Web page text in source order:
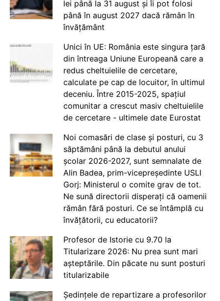
lei până la 31 august și îi pot folosi
până în august 2027 dacă rămân în
învățământ
Unici în UE: România este singura țară
din întreaga Uniune Europeană care a
redus cheltuielile de cercetare,
calculate pe cap de locuitor, în ultimul
deceniu. Între 2015-2025, spațiul
comunitar a crescut masiv cheltuielile
de cercetare - ultimele date Eurostat
Noi comasări de clase și posturi, cu 3
săptămâni până la debutul anului
școlar 2026-2027, sunt semnalate de
Alin Badea, prim-vicepreședinte USLI
Gorj: Ministerul o comite grav de tot.
Ne sună directorii disperați că oamenii
rămân fără posturi. Ce se întâmplă cu
învățătorii, cu educatorii?
Profesor de Istorie cu 9.70 la
Titularizare 2026: Nu prea sunt mari
așteptările. Din păcate nu sunt posturi
titularizabile
Ședințele de repartizare a profesorilor